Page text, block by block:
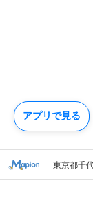
東京都千
アプリで見る